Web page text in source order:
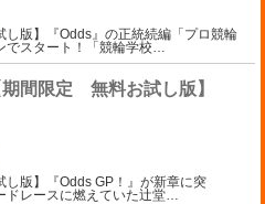
し版】『Odds』の正統続編「プロ競輪
でスタート！「競輪学校
期間限定 無料お試し版】
し版】『Odds GP！』が新章に突
ドレースに燃えていた辻堂